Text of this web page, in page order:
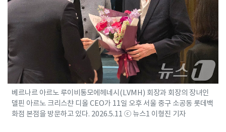
베르나르 아르노 루이비통모에헤네시(LVMH) 회장과 회장의 장녀인
델핀 아르노 크리스챤 디올 CEO가 11일 오후 서울 중구 소공동 롯데백
화점 본점을 방문하고 있다. 2026.5.11 ⓒ 뉴스1 이형진 기자